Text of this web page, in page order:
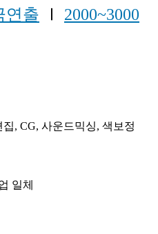
연출 Ⅰ 2000~3000
, CG, 사운드믹싱, 색보정
일체